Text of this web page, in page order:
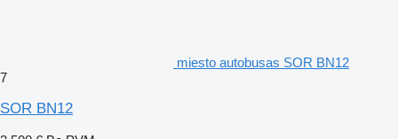
miesto autobusas SOR BN12
7
SOR BN12